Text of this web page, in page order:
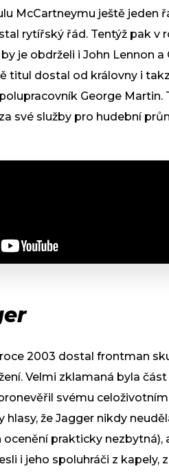
McCartneymu ještě jeden
rytířský řád. Tentýž pak v
je obdrželi i John Lennon
titul dostal od královny i
George Martin.
své služby pro hudební
2003 dostal frontman
Velmi zklamaná byla
svému
hlasy, že Jagger nikdy
prakticky nezbytná),
i jeho spoluhráči z kapely,